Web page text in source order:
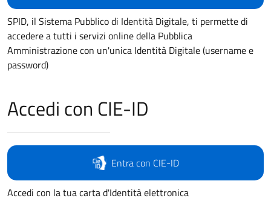
SPID, il Sistema Pubblico di Identità Digitale, ti permette di
accedere a tutti i servizi online della Pubblica
Amministrazione con un'unica Identità Digitale (username e
password)
Accedi con CIE-ID
Entra con CIE-ID
Accedi con la tua carta d'Identità elettronica